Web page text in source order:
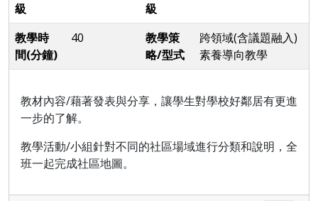
級
級
教學時
間(分鐘)
40
教學策
略/型式
跨領域(含議題融入)
素養導向教學
教材內容/藉著發表與分享，讓學生對學校好鄰居有更進
一步的了解。
教學活動/小組針對不同的社區場域進行分類和說明 ，全
班一起完成社區地圖。